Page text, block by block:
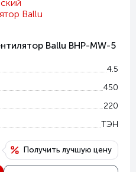
Ballu BHP-MW-5
4.5
450
220
ТЭН
Получить лучшую цену